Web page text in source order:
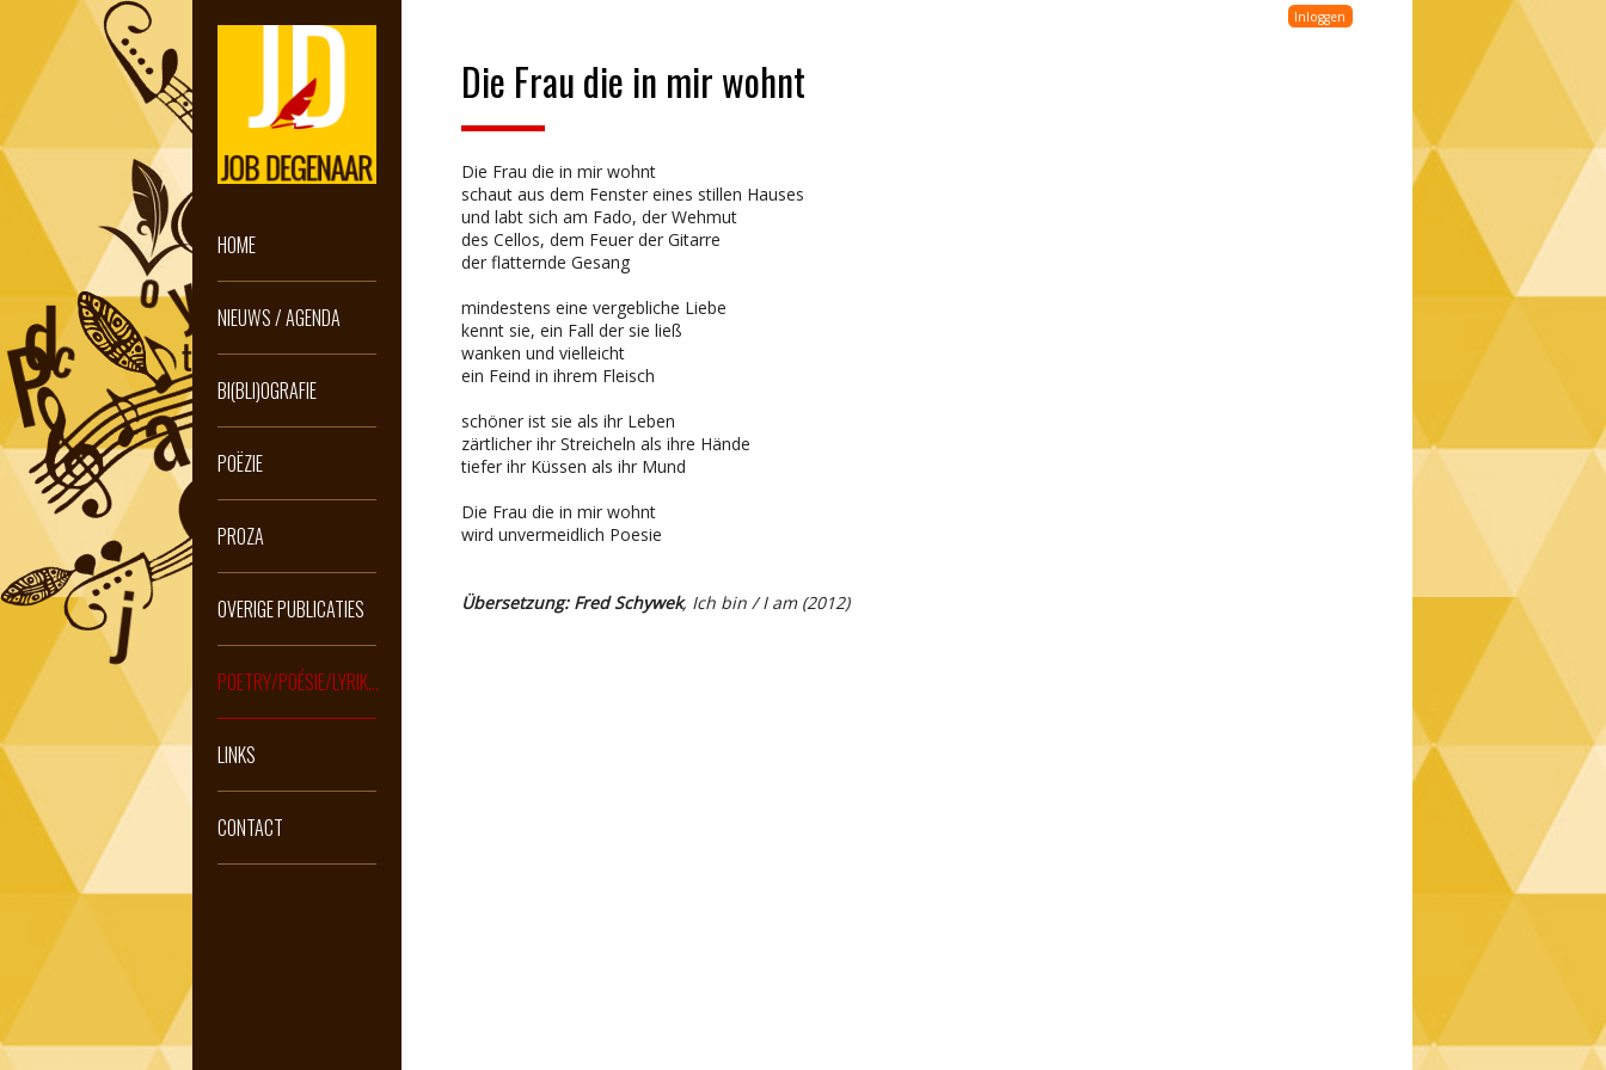
HOME
NIEUWS / AGENDA
BI(BLI)OGRAFIE
POËZIE
PROZA
OVERIGE PUBLICATIES
POETRY/POÉSIE/LYRIK...
LINKS
CONTACT
Inloggen
Die Frau die in mir wohnt
Die Frau die in mir wohnt
schaut aus dem Fenster eines stillen Hauses
und labt sich am Fado, der Wehmut
des Cellos, dem Feuer der Gitarre
der flatternde Gesang
mindestens eine vergebliche Liebe
kennt sie, ein Fall der sie ließ
wanken und vielleicht
ein Feind in ihrem Fleisch
schöner ist sie als ihr Leben
zärtlicher ihr Streicheln als ihre Hände
tiefer ihr Küssen als ihr Mund
Die Frau die in mir wohnt
wird unvermeidlich Poesie
Übersetzung: Fred Schywek, Ich bin / I am (2012)